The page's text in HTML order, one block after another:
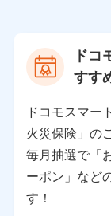
当社の対応品質
個人情報保
〒103-0013
バンネット日
株式会社ドコ
個人情報の
ドコ
すす
ドコモスマー
火災保険」の
毎月抽選で「
ーポン」など
す！